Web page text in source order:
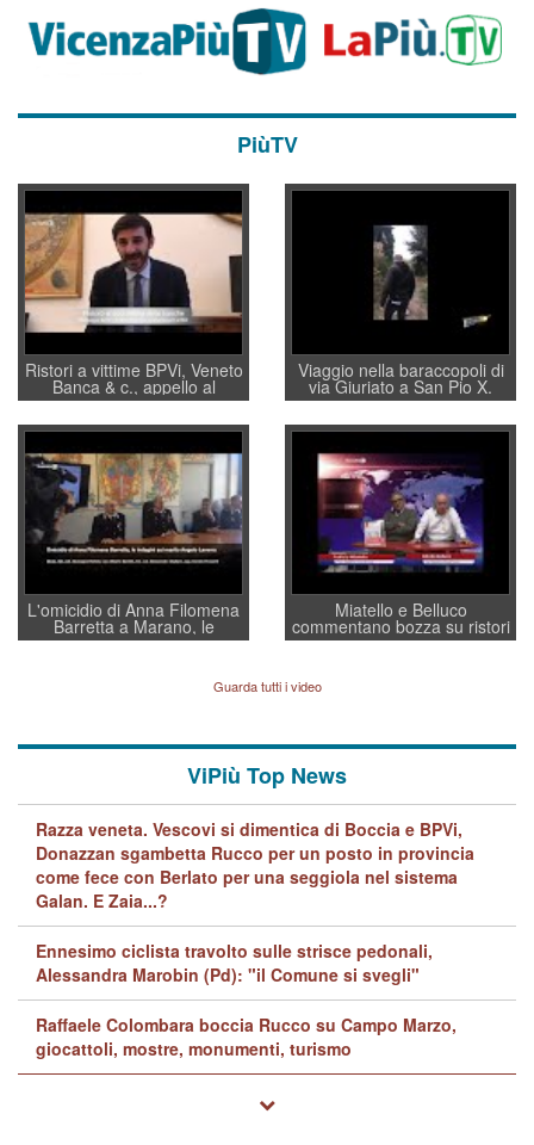
PiùTV
Ristori a vittime BPVi, Veneto
Banca & c., appello al
sottosegretario Alessio
Villarosa: per mettere ordine
convochi con Di Maio CNCU
a supporto della cabina di
regia al Mef
Viaggio nella baraccopoli di
via Giuriato a San Pio X.
Vicenza ai Vicentini: “faremo
un regalo di Natale ai
residenti”
L'omicidio di Anna Filomena
Barretta a Marano, le
indagini dei carabinieri di
Lavarra: più avvincenti di
quelle di... Barbara D'Urso
Miatello e Belluco
commentano bozza su ristori
BPVi e Veneto Banca
Guarda tutti i video
ViPiù Top News
Razza veneta. Vescovi si dimentica di Boccia e BPVi,
Donazzan sgambetta Rucco per un posto in provincia
come fece con Berlato per una seggiola nel sistema
Galan. E Zaia...?
Ennesimo ciclista travolto sulle strisce pedonali,
Alessandra Marobin (Pd): "il Comune si svegli"
Raffaele Colombara boccia Rucco su Campo Marzo,
giocattoli, mostre, monumenti, turismo